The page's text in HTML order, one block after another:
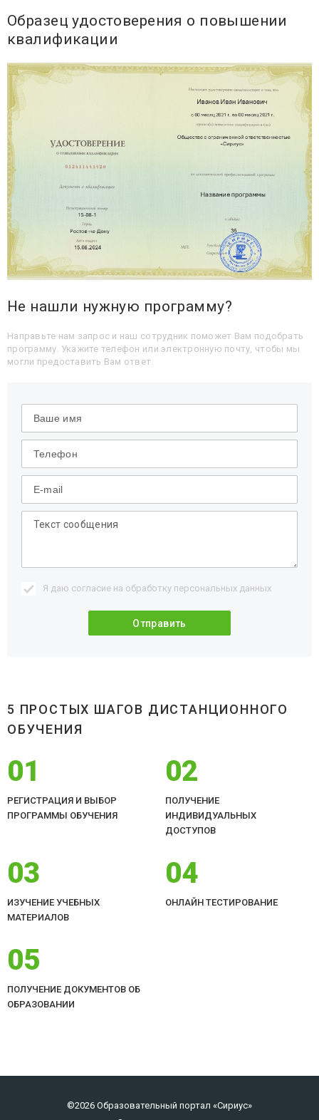
Образец удостоверения о повышении
квалификации
Не нашли нужную программу?
Направьте нам запрос и наш сотрудник поможет Вам подобрать
программу. Укажите телефон или электронную почту, чтобы мы
могли предоставить Вам ответ.
Я даю согласие на обработку персональных данных
5 ПРОСТЫХ ШАГОВ ДИСТАНЦИОННОГО
ОБУЧЕНИЯ
01
РЕГИСТРАЦИЯ И ВЫБОР
ПРОГРАММЫ ОБУЧЕНИЯ
02
ПОЛУЧЕНИЕ
ИНДИВИДУАЛЬНЫХ
ДОСТУПОВ
03
ИЗУЧЕНИЕ УЧЕБНЫХ
МАТЕРИАЛОВ
04
ОНЛАЙН ТЕСТИРОВАНИЕ
05
ПОЛУЧЕНИЕ ДОКУМЕНТОВ ОБ
ОБРАЗОВАНИИ
©2026 Образовательный портал «Сириус»